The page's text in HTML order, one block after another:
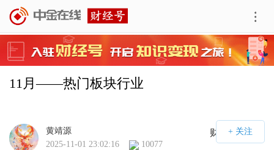
11月——热门板块行业
财经号APP
黄靖源
2025-11-01 23:02:16
10077